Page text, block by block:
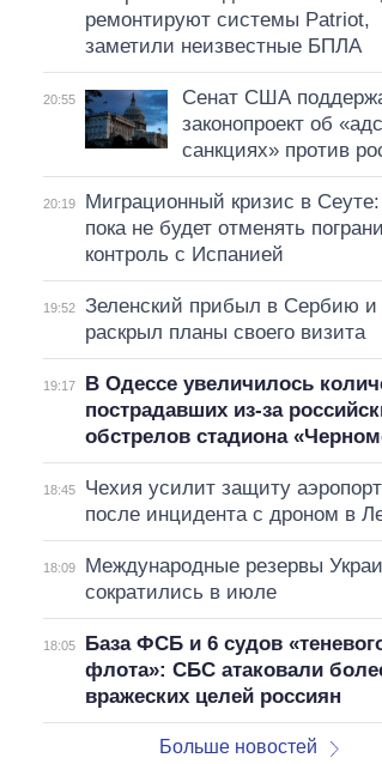
ремонтируют системы Patriot,
заметили неизвестные БПЛА
20:55
Сенат США
законопроект об
санкциях» против
20:19
Миграционный кризис в
пока не будет отменять
контроль с Испанией
19:52
Зеленский прибыл в Сербию и
раскрыл планы своего визита
19:17
В Одессе увеличилось
пострадавших из-за
обстрелов стадиона
18:45
Чехия усилит защиту
после инцидента с дроном в
18:09
Международные резервы
сократились в июле
18:05
База ФСБ и 6 судов
флота»: СБС атаковали
вражеских целей россиян
Больше новостей